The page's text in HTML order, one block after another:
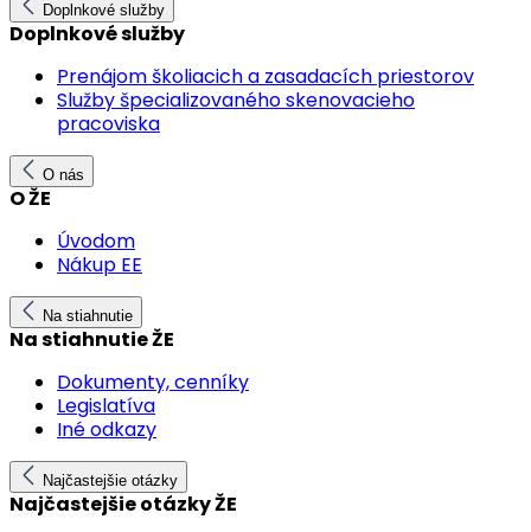
Doplnkové služby
Doplnkové služby
Prenájom školiacich a zasadacích priestorov
Služby špecializovaného skenovacieho
pracoviska
O nás
O ŽE
Úvodom
Nákup EE
Na stiahnutie
Na stiahnutie ŽE
Dokumenty, cenníky
Legislatíva
Iné odkazy
Najčastejšie otázky
Najčastejšie otázky ŽE